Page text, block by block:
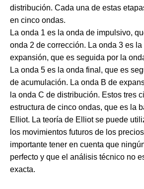
distribución. Cada una de estas
en cinco ondas.
La onda 1 es la onda de impulsivo,
onda 2 de corrección. La onda 3 es
expansión, que es seguida por la
La onda 5 es la onda final, que es
de acumulación. La onda B de
la onda C de distribución. Estos tres
estructura de cinco ondas, que es la
Elliot. La teoría de Elliot se puede
los movimientos futuros de los
importante tener en cuenta que
perfecto y que el análisis técnico no
exacta.